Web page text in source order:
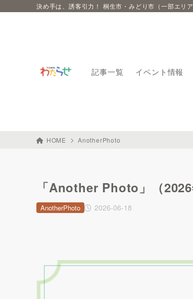
決め手は、誘客引力！ 桐生市・みどり市（一部エリ
記事一覧 イベント情報
HOME AnotherPhoto
「Another Photo」（2026
2026-06-18
AnotherPhoto